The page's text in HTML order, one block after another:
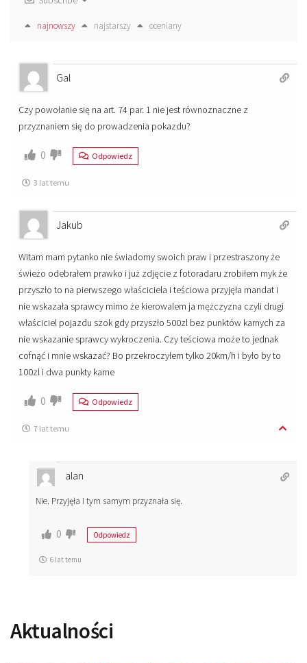
najnowszy najstarszy oceniany
Gal
Czy powołanie się na art. 74 par. 1 nie jest równoznaczne z
przyznaniem się do prowadzenia pokazdu?
0 Odpowiedz
3 lat temu
Jakub
Witam mam pytanko nie świadomy swoich praw i przestraszony że
świeżo odebrałem prawko i już zdjęcie z fotoradaru zrobiłem myk że
przyszło to na pierwszego właściciela i teściowa przyjęła mandat i
nie wskazała sprawcy mimo że kierowalem ja mężczyzna czyli drugi
właściciel pojazdu szok gdy przyszło 500zl bez punktów karnych za
nie wskazanie sprawcy wykroczenia. Czy teściowa może to jednak
cofnąć i mnie wskazać? Bo przekroczyłem tylko 20km/h i było by to
100zl i dwa punkty karne
0 Odpowiedz
7 lat temu
alan
Nie. Przyjęła i tym samym przyznała się.
0 Odpowiedz
6 lat temu
Aktualności